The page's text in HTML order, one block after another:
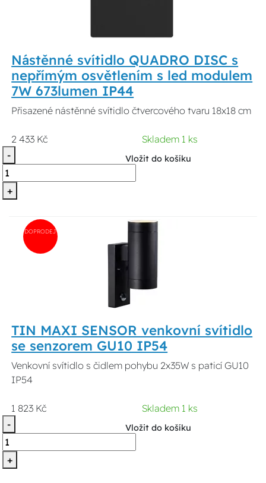
Nástěnné svítidlo QUADRO DISC s
nepřímým osvětlením s led modulem
7W 673lumen IP44
Přisazené nástěnné svítidlo čtvercového tvaru 18x18 cm
2 433 Kč
Skladem 1 ks
-
+
Vložit do košíku
DOPRODEJ
TIN MAXI SENSOR venkovní svítidlo
se senzorem GU10 IP54
Venkovní svítidlo s čidlem pohybu 2x35W s paticí GU10
IP54
1 823 Kč
Skladem 1 ks
-
+
Vložit do košíku